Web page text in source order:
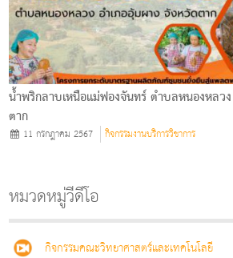
น้ำพริกลาบเหนือแม่ฟองจันทร์ ตําบลหนองหลว
ตาก
11 กรกฎาคม 2567 กิจกรรมงานบริการวิชาการ
หมวดหมู่วีดีโอ
กิจกรรมคณะวิทยาศาสตร์และเทคโนโลยี